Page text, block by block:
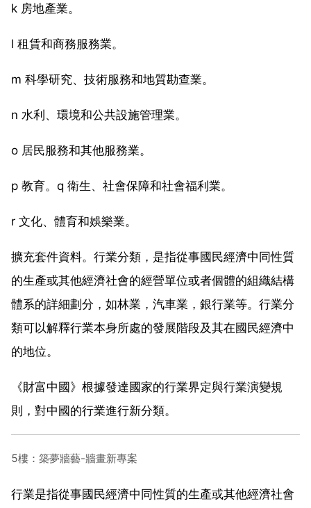
k 房地產業。
l 租賃和商務服務業。
m 科學研究、技術服務和地質勘查業。
n 水利、環境和公共設施管理業。
o 居民服務和其他服務業。
p 教育。q 衛生、社會保障和社會福利業。
r 文化、體育和娛樂業。
擴充套件資料。行業分類，是指從事國民經濟中同性質
的生產或其他經濟社會的經營單位或者個體的組織結構
體系的詳細劃分，如林業，汽車業，銀行業等。行業分
類可以解釋行業本身所處的發展階段及其在國民經濟中
的地位。
《財富中國》根據發達國家的行業界定與行業演變規
則，對中國的行業進行新分類。
5樓：築夢牆藝-牆畫新專案
行業是指從事國民經濟中同性質的生產或其他經濟社會